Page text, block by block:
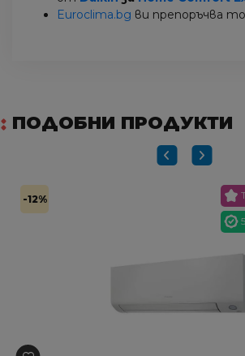
Euroclima.bg ви препоръчва
ПОДОБНИ ПРОДУКТИ
-12%